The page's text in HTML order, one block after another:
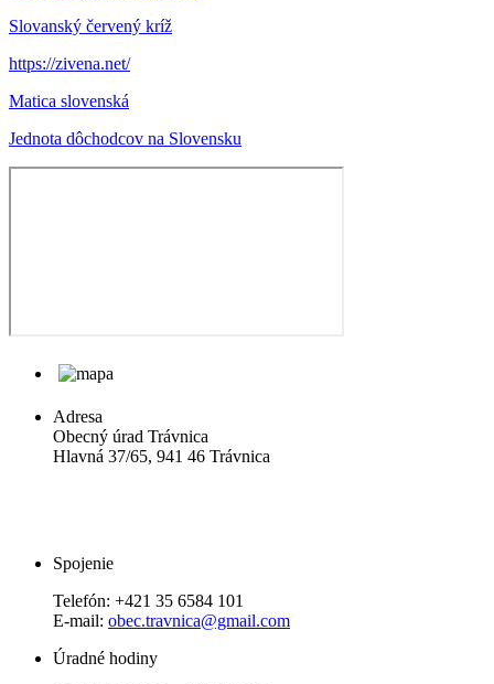
Slovanský červený kríž
https://zivena.net/
Matica slovenská
Jednota dôchodcov na Slovensku
Adresa
Obecný úrad Trávnica
Hlavná 37/65, 941 46 Trávnica
Spojenie
Telefón: +421 35 6584 101
E-mail: obec.travnica@gmail.com
Úradné hodiny